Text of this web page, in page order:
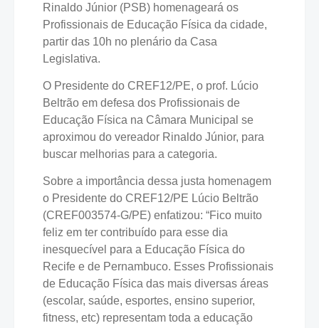
Rinaldo Júnior (PSB) homenageará os
Profissionais de Educação Física da cidade,
partir das 10h no plenário da Casa
Legislativa.
O Presidente do CREF12/PE, o prof. Lúcio
Beltrão em defesa dos Profissionais de
Educação Física na Câmara Municipal se
aproximou do vereador Rinaldo Júnior, para
buscar melhorias para a categoria.
Sobre a importância dessa justa homenagem
o Presidente do CREF12/PE Lúcio Beltrão
(CREF003574-G/PE) enfatizou: “Fico muito
feliz em ter contribuído para esse dia
inesquecível para a Educação Física do
Recife e de Pernambuco. Esses Profissionais
de Educação Física das mais diversas áreas
(escolar, saúde, esportes, ensino superior,
fitness, etc) representam toda a educação